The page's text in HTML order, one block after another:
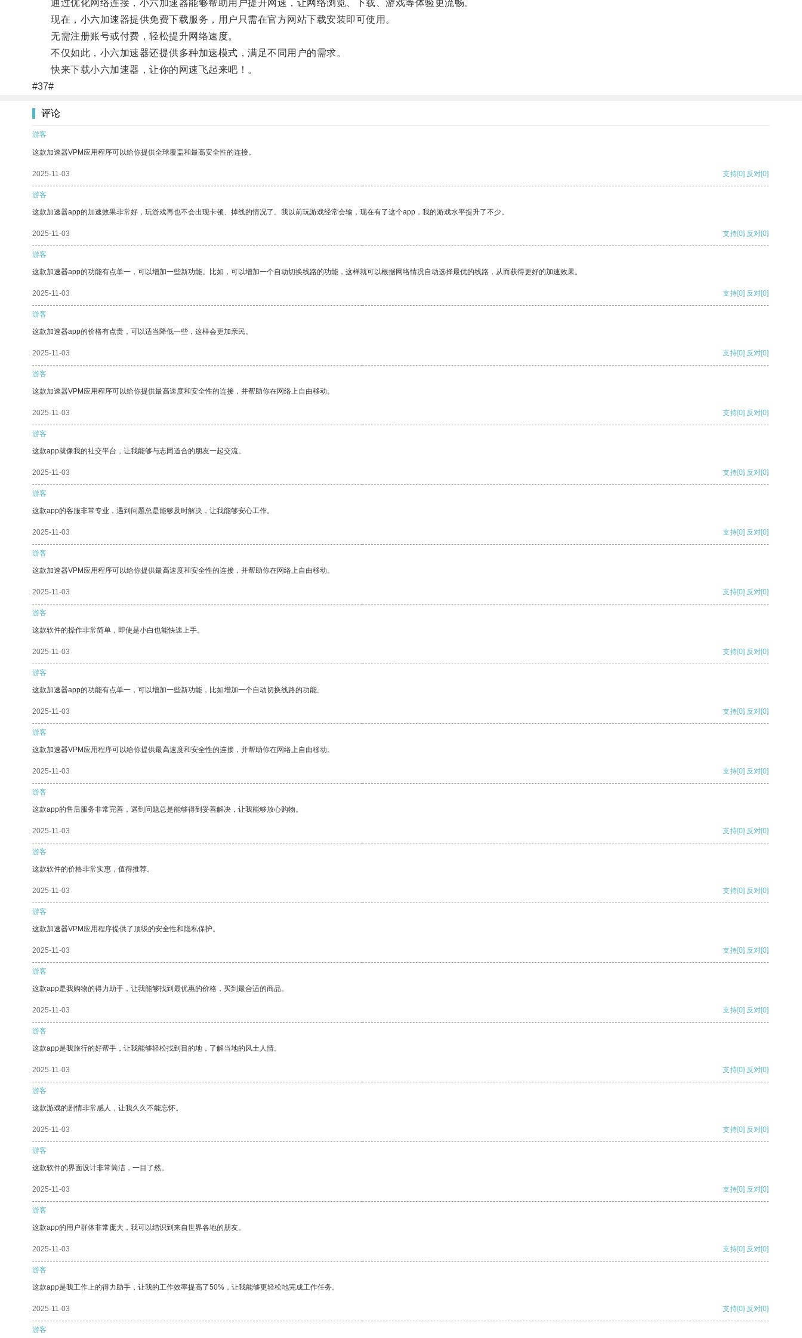
通过优化网络连接，小六加速器能够帮助用户提升网速，让网络浏览、下载、游戏等体验更流畅。
现在，小六加速器提供免费下载服务，用户只需在官方网站下载安装即可使用。
无需注册账号或付费，轻松提升网络速度。
不仅如此，小六加速器还提供多种加速模式，满足不同用户的需求。
快来下载小六加速器，让你的网速飞起来吧！。
#37#
评论
游客
这款加速器VPM应用程序可以给你提供全球覆盖和最高安全性的连接。
2025-11-03 支持[0] 反对[0]
游客
这款加速器app的加速效果非常好，玩游戏再也不会出现卡顿、掉线的情况了。我以前玩游戏经常会输，现在有了这个app，我的游戏水平提升了不少。
2025-11-03 支持[0] 反对[0]
游客
这款加速器app的功能有点单一，可以增加一些新功能。比如，可以增加一个自动切换线路的功能，这样就可以根据网络情况自动选择最优的线路，从而获得更好的加速效果。
2025-11-03 支持[0] 反对[0]
游客
这款加速器app的价格有点贵，可以适当降低一些，这样会更加亲民。
2025-11-03 支持[0] 反对[0]
游客
这款加速器VPM应用程序可以给你提供最高速度和安全性的连接，并帮助你在网络上自由移动。
2025-11-03 支持[0] 反对[0]
游客
这款app就像我的社交平台，让我能够与志同道合的朋友一起交流。
2025-11-03 支持[0] 反对[0]
游客
这款app的客服非常专业，遇到问题总是能够及时解决，让我能够安心工作。
2025-11-03 支持[0] 反对[0]
游客
这款加速器VPM应用程序可以给你提供最高速度和安全性的连接，并帮助你在网络上自由移动。
2025-11-03 支持[0] 反对[0]
游客
这款软件的操作非常简单，即使是小白也能快速上手。
2025-11-03 支持[0] 反对[0]
游客
这款加速器app的功能有点单一，可以增加一些新功能，比如增加一个自动切换线路的功能。
2025-11-03 支持[0] 反对[0]
游客
这款加速器VPM应用程序可以给你提供最高速度和安全性的连接，并帮助你在网络上自由移动。
2025-11-03 支持[0] 反对[0]
游客
这款app的售后服务非常完善，遇到问题总是能够得到妥善解决，让我能够放心购物。
2025-11-03 支持[0] 反对[0]
游客
这款软件的价格非常实惠，值得推荐。
2025-11-03 支持[0] 反对[0]
游客
这款加速器VPM应用程序提供了顶级的安全性和隐私保护。
2025-11-03 支持[0] 反对[0]
游客
这款app是我购物的得力助手，让我能够找到最优惠的价格，买到最合适的商品。
2025-11-03 支持[0] 反对[0]
游客
这款app是我旅行的好帮手，让我能够轻松找到目的地，了解当地的风土人情。
2025-11-03 支持[0] 反对[0]
游客
这款游戏的剧情非常感人，让我久久不能忘怀。
2025-11-03 支持[0] 反对[0]
游客
这款软件的界面设计非常简洁，一目了然。
2025-11-03 支持[0] 反对[0]
游客
这款app的用户群体非常庞大，我可以结识到来自世界各地的朋友。
2025-11-03 支持[0] 反对[0]
游客
这款app是我工作上的得力助手，让我的工作效率提高了50%，让我能够更轻松地完成工作任务。
2025-11-03 支持[0] 反对[0]
游客